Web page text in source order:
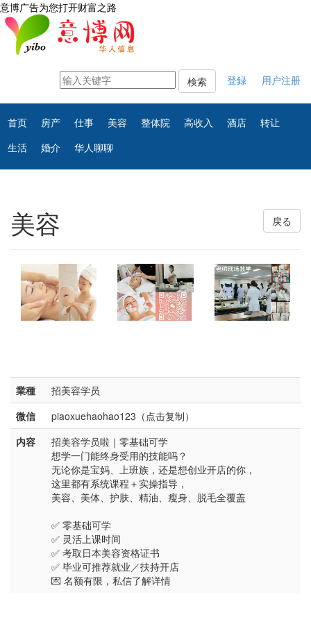
意博广告为您打开财富之路
検索 登録 用户注册
首页 房产 仕事 美容 整体院 高收入 酒店
转让
生活
婚介 华人聊聊
戻る
美容
業種
招美容学员
微信
piaoxuehaohao123（点击复制）
内容
招美容学员啦｜零基础可学
想学一门能终身受用的技能吗？
无论你是宝妈、上班族，还是想创业开店的你，
这里都有系统课程＋实操指导，
美容、美体、护肤、精油、瘦身、脱毛全覆盖
✅ 零基础可学
✅ 灵活上课时间
✅ 考取日本美容资格证书
✅ 毕业可推荐就业／扶持开店
💌 名额有限，私信了解详情